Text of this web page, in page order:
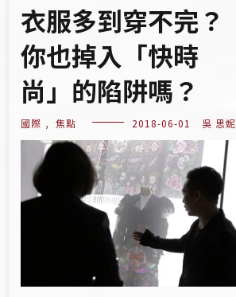
衣服多到穿不完？
你也掉入「快時
尚」的陷阱嗎？
國際 , 焦點 2018-06-01 吳 思妮